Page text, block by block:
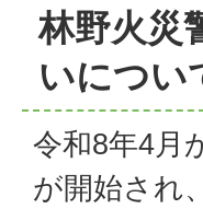
林野火災
いについ
令和8年4月
が開始され